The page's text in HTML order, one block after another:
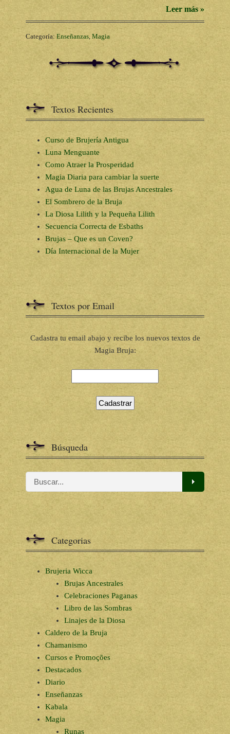
Leer más »
Categoría: Enseñanzas, Magia
Textos Recientes
Curso de Brujería Antigua
Luna Menguante
Como Atraer la Prosperidad
Magia Diaria para cambiar la suerte
Agua de Luna de las Brujas Ancestrales
El Sombrero de la Bruja
La Diosa Lilith y la Pequeña Lilith
Secuencia Correcta de Esbaths
Brujas – Que es un Coven?
Día Internacional de la Mujer
Textos por Email
Cadastra tu email abajo y recibe los nuevos textos de
Magia Bruja:
Búsqueda
Categorias
Brujeria Wicca
Brujas Ancestrales
Celebraciones Paganas
Libro de las Sombras
Linajes de la Diosa
Caldero de la Bruja
Chamanismo
Cursos e Promoções
Destacados
Diario
Enseñanzas
Kabala
Magia
Runas